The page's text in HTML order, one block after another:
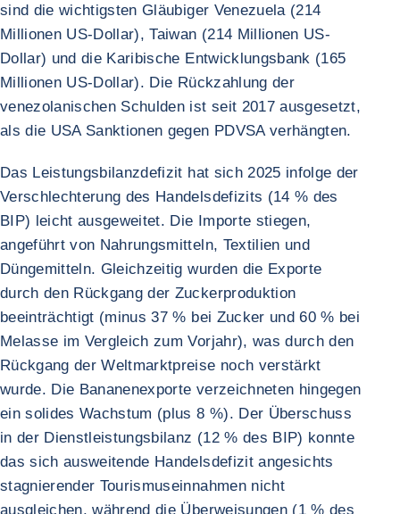
sind die wichtigsten Gläubiger Venezuela (214
Millionen US-Dollar), Taiwan (214 Millionen US-
Dollar) und die Karibische Entwicklungsbank (165
Millionen US-Dollar). Die Rückzahlung der
venezolanischen Schulden ist seit 2017 ausgesetzt,
als die USA Sanktionen gegen PDVSA verhängten.
Das Leistungsbilanzdefizit hat sich 2025 infolge der
Verschlechterung des Handelsdefizits (14 % des
BIP) leicht ausgeweitet. Die Importe stiegen,
angeführt von Nahrungsmitteln, Textilien und
Düngemitteln. Gleichzeitig wurden die Exporte
durch den Rückgang der Zuckerproduktion
beeinträchtigt (minus 37 % bei Zucker und 60 % bei
Melasse im Vergleich zum Vorjahr), was durch den
Rückgang der Weltmarktpreise noch verstärkt
wurde. Die Bananenexporte verzeichneten hingegen
ein solides Wachstum (plus 8 %). Der Überschuss
in der Dienstleistungsbilanz (12 % des BIP) konnte
das sich ausweitende Handelsdefizit angesichts
stagnierender Tourismuseinnahmen nicht
ausgleichen, während die Überweisungen (1 % des